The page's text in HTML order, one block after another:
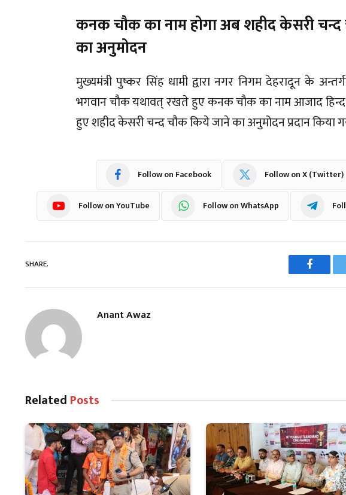
कनक चौक का नाम होगा अब शहीद केसरी चन्द
का अनुमोदन
मुख्यमंत्री पुष्कर सिंह धामी द्वारा नगर निगम देहरादून के
भगवान चौक यथावत् रखते हुए कनक चौक का नाम आजाद
हुए शहीद केसरी चन्द चौक किये जाने का अनुमोदन प्रदान किया
Follow on Facebook Follow on X (Twitter)
Follow on YouTube Follow on WhatsApp
SHARE.
Anant Awaz
Related Posts